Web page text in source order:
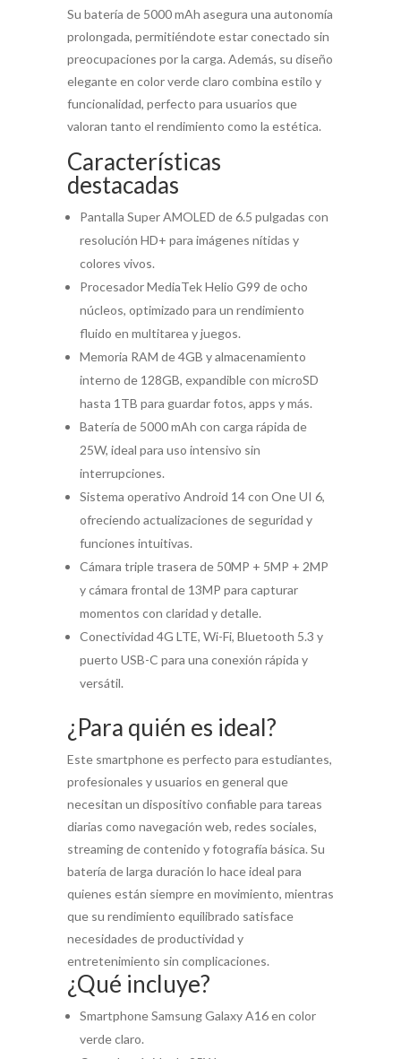
Su batería de 5000 mAh asegura una autonomía
prolongada, permitiéndote estar conectado sin
preocupaciones por la carga. Además, su diseño
elegante en color verde claro combina estilo y
funcionalidad, perfecto para usuarios que
valoran tanto el rendimiento como la estética.
Características
destacadas
Pantalla Super AMOLED de 6.5 pulgadas con
resolución HD+ para imágenes nítidas y
colores vivos.
Procesador MediaTek Helio G99 de ocho
núcleos, optimizado para un rendimiento
fluido en multitarea y juegos.
Memoria RAM de 4GB y almacenamiento
interno de 128GB, expandible con microSD
hasta 1TB para guardar fotos, apps y más.
Batería de 5000 mAh con carga rápida de
25W, ideal para uso intensivo sin
interrupciones.
Sistema operativo Android 14 con One UI 6,
ofreciendo actualizaciones de seguridad y
funciones intuitivas.
Cámara triple trasera de 50MP + 5MP + 2MP
y cámara frontal de 13MP para capturar
momentos con claridad y detalle.
Conectividad 4G LTE, Wi-Fi, Bluetooth 5.3 y
puerto USB-C para una conexión rápida y
versátil.
¿Para quién es ideal?
Este smartphone es perfecto para estudiantes,
profesionales y usuarios en general que
necesitan un dispositivo confiable para tareas
diarias como navegación web, redes sociales,
streaming de contenido y fotografía básica. Su
batería de larga duración lo hace ideal para
quienes están siempre en movimiento, mientras
que su rendimiento equilibrado satisface
necesidades de productividad y
entretenimiento sin complicaciones.
¿Qué incluye?
Smartphone Samsung Galaxy A16 en color
verde claro.